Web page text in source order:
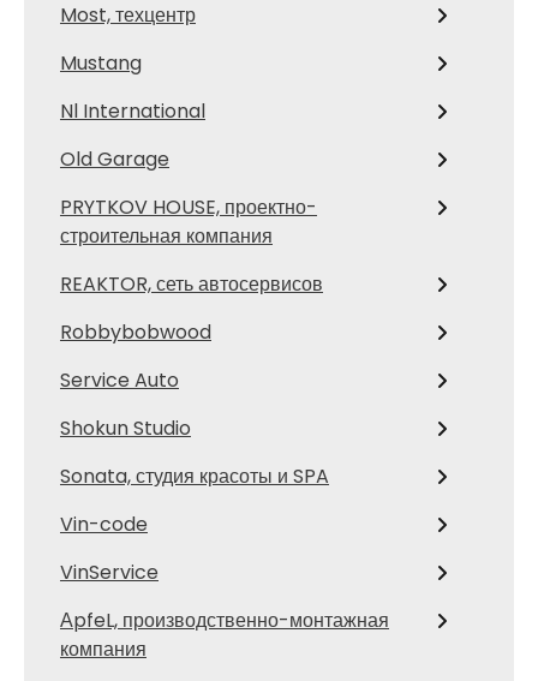
Most, техцентр
Mustang
Nl International
Old Garage
PRYTKOV HOUSE, проектно-
строительная компания
REAKTOR, сеть автосервисов
Robbybobwood
Service Auto
Shokun Studio
Sonata, студия красоты и SPA
Vin-code
VinService
АpfeL, производственно-монтажная
компания